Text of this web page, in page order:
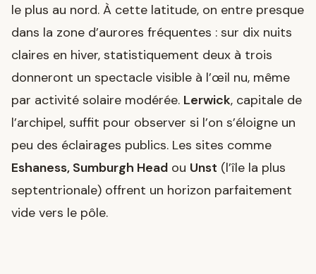
le plus au nord. À cette latitude, on entre presque
dans la zone d’aurores fréquentes : sur dix nuits
claires en hiver, statistiquement deux à trois
donneront un spectacle visible à l’œil nu, même
par activité solaire modérée. Lerwick, capitale de
l’archipel, suffit pour observer si l’on s’éloigne un
peu des éclairages publics. Les sites comme
Eshaness, Sumburgh Head ou Unst (l’île la plus
septentrionale) offrent un horizon parfaitement
vide vers le pôle.